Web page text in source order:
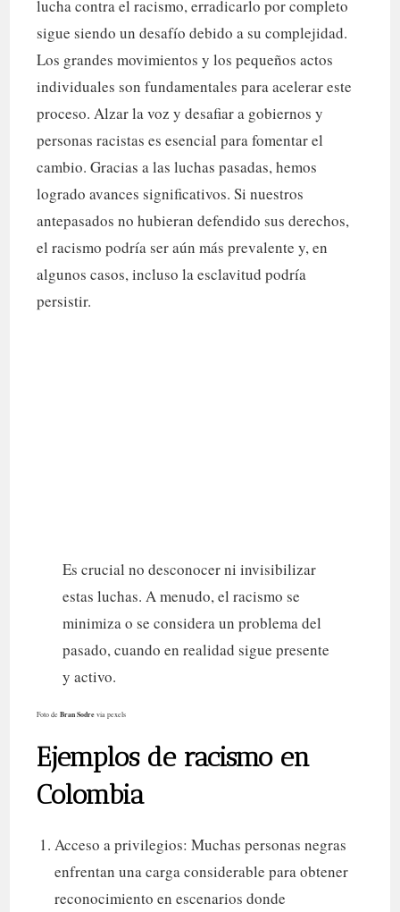
lucha contra el racismo, erradicarlo por completo
sigue siendo un desafío debido a su complejidad.
Los grandes movimientos y los pequeños actos
individuales son fundamentales para acelerar este
proceso. Alzar la voz y desafiar a gobiernos y
personas racistas es esencial para fomentar el
cambio. Gracias a las luchas pasadas, hemos
logrado avances significativos. Si nuestros
antepasados no hubieran defendido sus derechos,
el racismo podría ser aún más prevalente y, en
algunos casos, incluso la esclavitud podría
persistir.
Es crucial no desconocer ni invisibilizar
estas luchas. A menudo, el racismo se
minimiza o se considera un problema del
pasado, cuando en realidad sigue presente
y activo.
Foto deBran Sodre via pexels
Ejemplos de racismo en
Colombia
Acceso a privilegios: Muchas personas negras
enfrentan una carga considerable para obtener
reconocimiento en escenarios donde